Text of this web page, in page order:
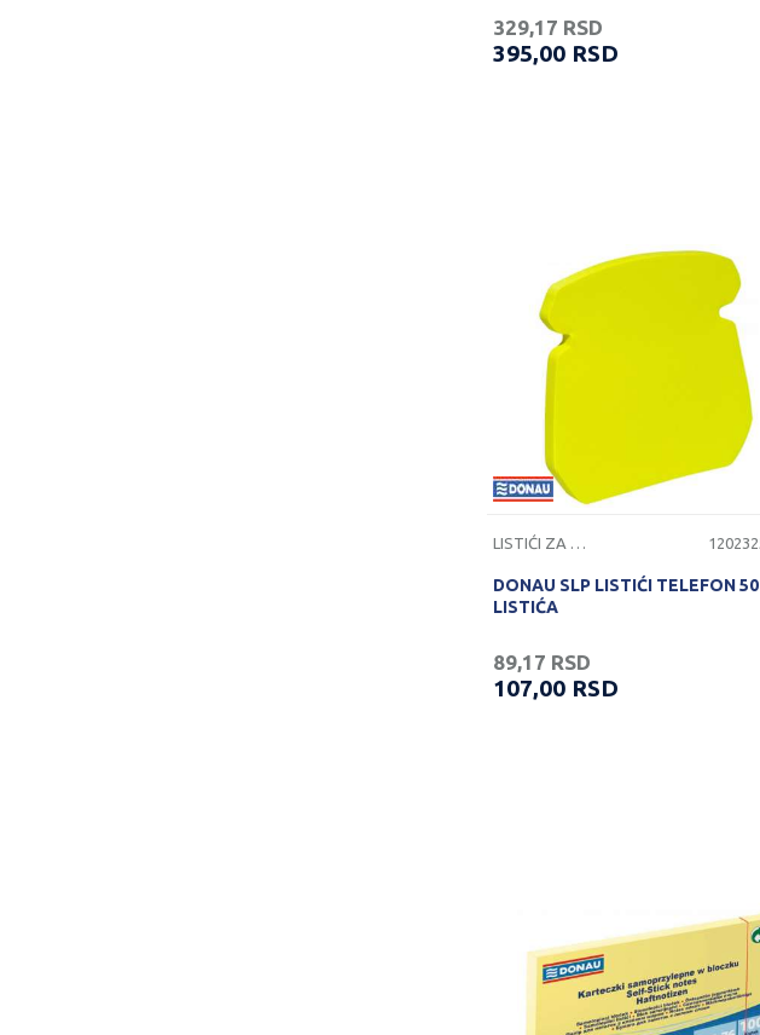
329,17 RSD
395,00 RSD
LISTIĆI ZA PORUKE
DONAU SLP LISTIĆI TELEFON 50
LISTIĆA
89,17 RSD
107,00 RSD